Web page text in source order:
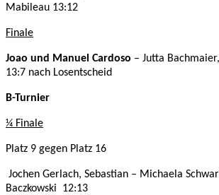
Mabileau 13:12
Finale
Joao und Manuel Cardoso – Jutta
13:7 nach Losentscheid
B-Turnier
¼ Finale
Platz 9 gegen Platz 16
Jochen Gerlach, Sebastian – Michaela
Baczkowski 12:13